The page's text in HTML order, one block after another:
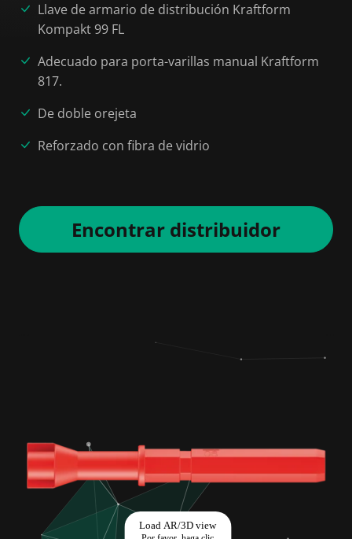
Llave de armario de distribución Kraftform
Kompakt 99 FL
Adecuado para porta-varillas manual Kraftform
817.
De doble orejeta
Reforzado con fibra de vidrio
Encontrar distribuidor